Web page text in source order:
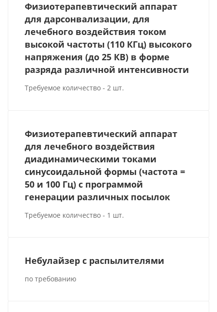
Физиотерапевтический аппарат
для дарсонвализации, для
лечебного воздействия током
высокой частоты (110 КГц) высокого
напряжения (до 25 КВ) в форме
разряда различной интенсивности
Требуемое количество - 2 шт.
Физиотерапевтический аппарат
для лечебного воздействия
диадинамическими токами
синусоидальной формы (частота =
50 и 100 Гц) с программой
генерации различных посылок
Требуемое количество - 1 шт.
Небулайзер с распылителями
по требованию